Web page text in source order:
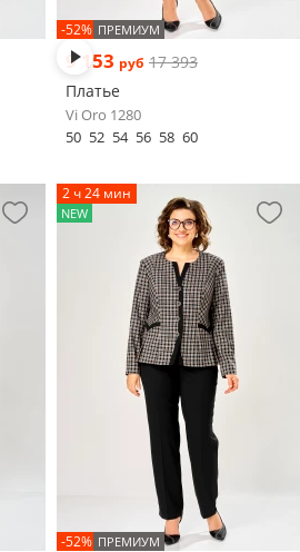
-52% ПРЕМИУМ
9 153 руб 17 393
Платье
Vi Oro 1280
50 52 54 56 58 60
2 ч 24 мин
NEW
-52% ПРЕМИУМ